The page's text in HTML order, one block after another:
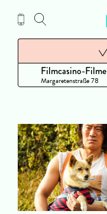
Inhalt
Filmcasino-Filme
Margaretenstraße 78